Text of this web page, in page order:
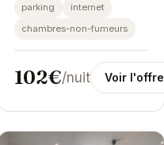
moderne et confortable.
Son emplacement
privilégié près de la gare
facilite vos...
parking
internet
chambres-non-fumeurs
102€/nuit Voir l'offre